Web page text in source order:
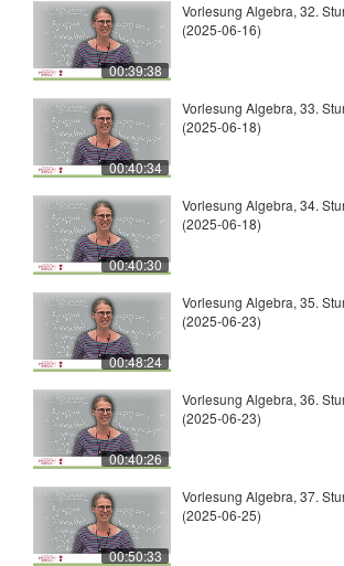
00:39:38
Vorlesung Algebra, 32.
(2025-06-16)
00:40:34
Vorlesung Algebra, 33.
(2025-06-18)
00:40:30
Vorlesung Algebra, 34.
(2025-06-18)
00:48:24
Vorlesung Algebra, 35.
(2025-06-23)
00:40:26
Vorlesung Algebra, 36.
(2025-06-23)
00:50:33
Vorlesung Algebra, 37.
(2025-06-25)